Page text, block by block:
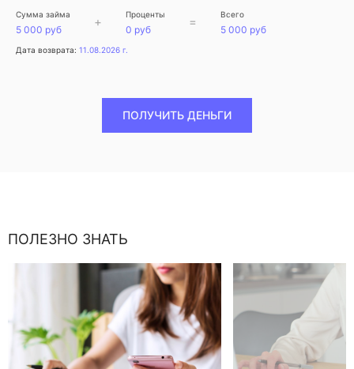
Сумма займа
5 000 руб
+ Проценты
0 руб
= Всего
5 000 руб
Дата возврата: 11.08.2026 г.
ПОЛУЧИТЬ ДЕНЬГИ
ПОЛЕЗНО ЗНАТЬ